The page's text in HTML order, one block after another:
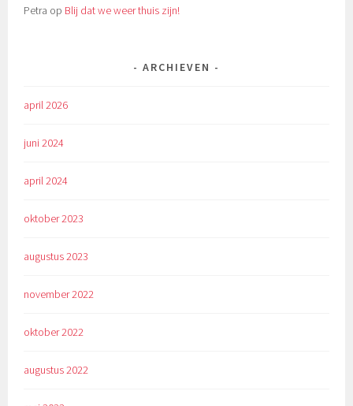
Petra op Blij dat we weer thuis zijn!
ARCHIEVEN
april 2026
juni 2024
april 2024
oktober 2023
augustus 2023
november 2022
oktober 2022
augustus 2022